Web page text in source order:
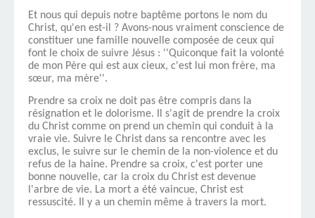
Et nous qui depuis notre baptême portons le nom du
Christ, qu'en est-il ? Avons-nous vraiment conscience de
constituer une famille nouvelle composée de ceux qui
font le choix de suivre Jésus : ''Quiconque fait la volonté
de mon Père qui est aux cieux, c'est lui mon frère, ma
sœur, ma mère''.
Prendre sa croix ne doit pas être compris dans la
résignation et le dolorisme. Il s'agit de prendre la croix
du Christ comme on prend un chemin qui conduit à la
vraie vie. Suivre le Christ dans sa rencontre avec les
exclus, le suivre sur le chemin de la non-violence et du
refus de la haine. Prendre sa croix, c'est porter une
bonne nouvelle, car la croix du Christ est devenue
l'arbre de vie. La mort a été vaincue, Christ est
ressuscité. Il y a un chemin même à travers la mort.